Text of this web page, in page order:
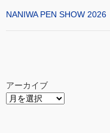
NANIWA PEN SHOW 2026
アーカイブ